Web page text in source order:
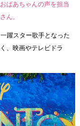
ばあちゃんの声を担当
ん。
躍スター歌手となった
、映画やテレビドラ